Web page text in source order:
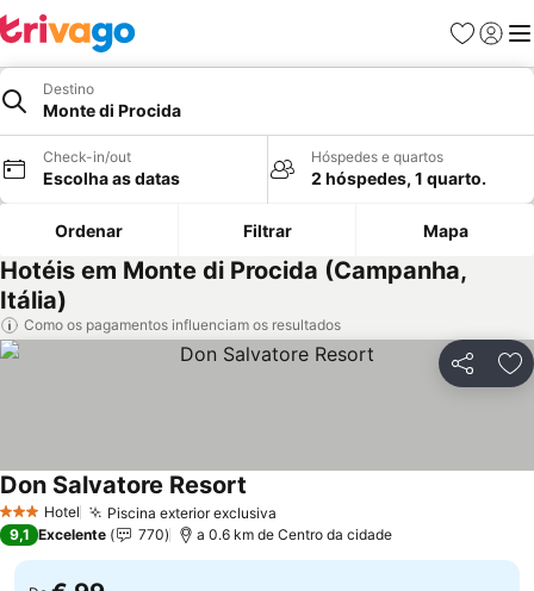
Favoritos
Iniciar
Destino
Monte di Procida
Check-in/out
Escolha as datas
Hóspedes e quartos
2 hóspedes, 1 quarto.
Ordenar Filtrar Mapa
Hotéis em Monte di Procida (Campanha,
Itália)
Como os pagamentos influenciam os resultados
Partilhar
3 EstrelasHotel Piscina exterior exclusiva
Don Salvatore Resort
9,1 Excelente 770 a 0.6 km de Centro da cidade